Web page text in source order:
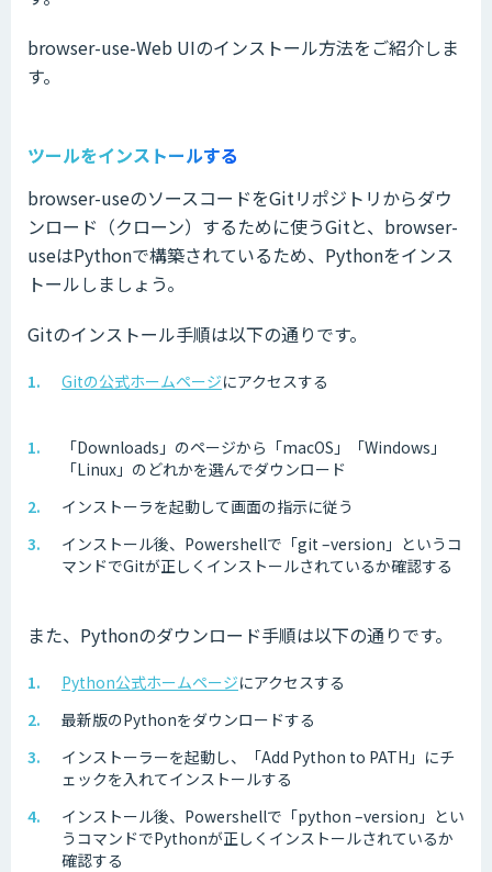
browser-use-Web UIのインストール方法をご紹介しま
す。
ツールをインストールする
browser-useのソースコードをGitリポジトリからダウ
ンロード（クローン）するために使うGitと、browser-
useはPythonで構築されているため、Pythonをインス
トールしましょう。
Gitのインストール手順は以下の通りです。
Gitの公式ホームページにアクセスする
「Downloads」のページから「macOS」「Windows」
「Linux」のどれかを選んでダウンロード
インストーラを起動して画面の指示に従う
インストール後、Powershellで「git –version」というコ
マンドでGitが正しくインストールされているか確認する
また、Pythonのダウンロード手順は以下の通りです。
Python公式ホームページにアクセスする
最新版のPythonをダウンロードする
インストーラーを起動し、「Add Python to PATH」にチ
ェックを入れてインストールする
インストール後、Powershellで「python –version」とい
うコマンドでPythonが正しくインストールされているか
確認する